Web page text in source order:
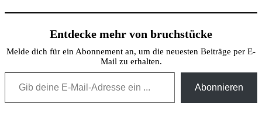
Entdecke mehr von bruchstücke
Melde dich für ein Abonnement an, um die neuesten Beiträge per E-
Mail zu erhalten.
Gib deine E-Mail-Adresse ein ...
Abonnieren